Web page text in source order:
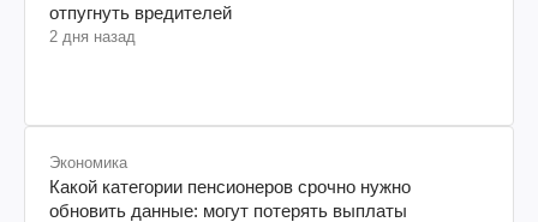
отпугнуть вредителей
2 дня назад
Экономика
Какой категории пенсионеров срочно нужно
обновить данные: могут потерять выплаты